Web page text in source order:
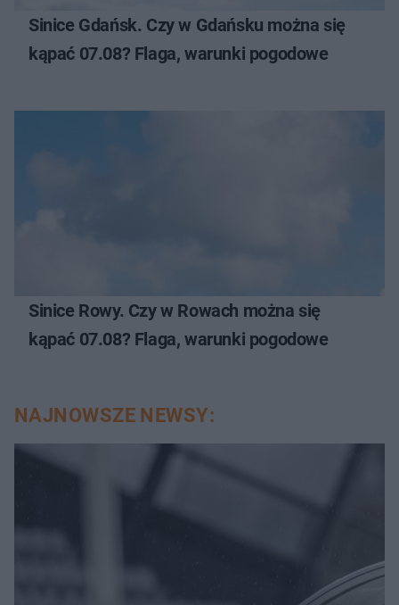
Sinice Gdańsk. Czy w Gdańsku można się
kąpać 07.08? Flaga, warunki pogodowe
Sinice Rowy. Czy w Rowach można się
kąpać 07.08? Flaga, warunki pogodowe
NAJNOWSZE NEWSY: